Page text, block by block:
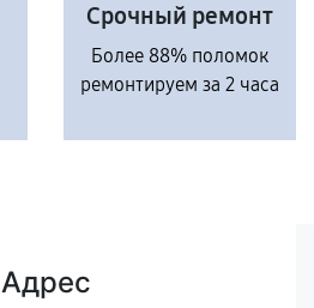
Срочный ремонт
Более 88% поломок
ремонтируем за 2 часа
Адрес